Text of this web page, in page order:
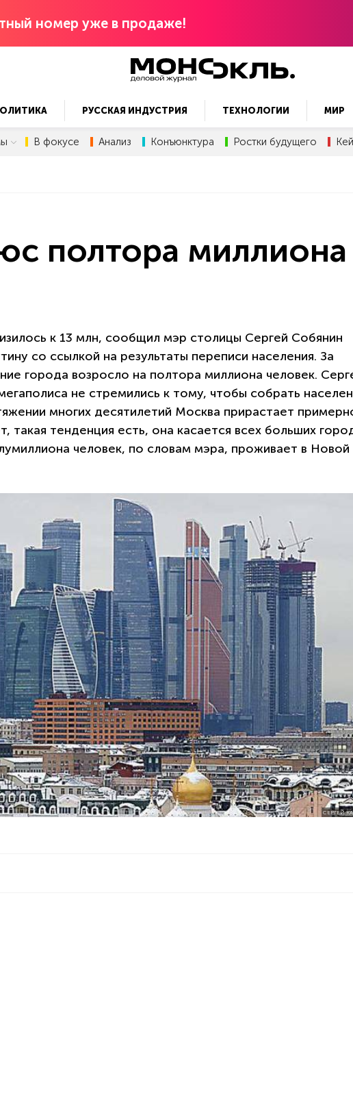
номер уже в продаже!
РУССКАЯ ИНДУСТРИЯ ТЕХНОЛОГИИ МИР
В фокусе Анализ Конъюнктура Ростки будущего
полтора миллиона
к 13 млн, сообщил мэр столицы Сергей Собянин
со ссылкой на результаты переписи населения. За
города возросло на полтора миллиона человек.
не стремились к тому, чтобы собрать
многих десятилетий Москва прирастает
такая тенденция есть, она касается всех больших
человек, по словам мэра, проживает в Новой
СЕРГЕЙ